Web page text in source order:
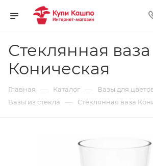
Стеклянная ваза
Коническая
Главная — Каталог — Вазы для
Вазы из стекла — Стеклянная ваза